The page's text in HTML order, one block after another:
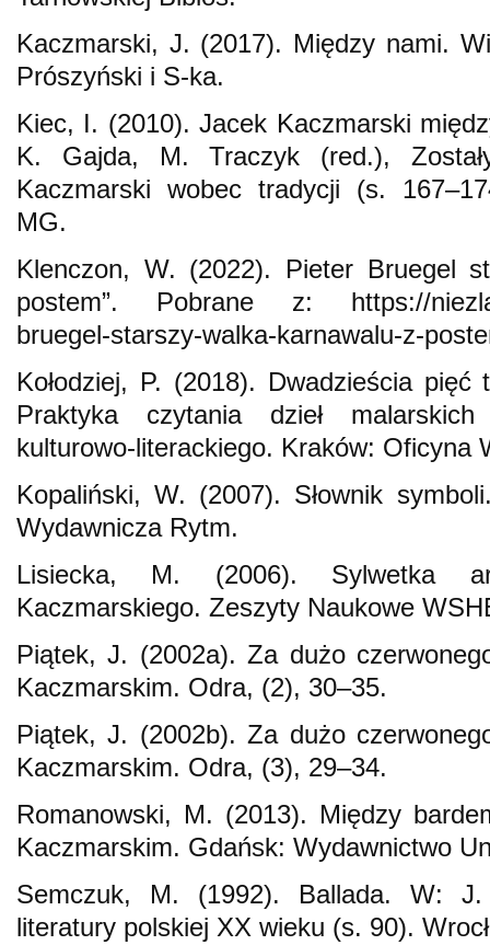
Kaczmarski, J. (2017). Między nami.
Prószyński i S-ka.
Kiec, I. (2010). Jacek Kaczmarski
K. Gajda, M. Traczyk (red.),
Kaczmarski wobec tradycji (s.
MG.
Klenczon, W. (2022). Pieter Bruegel
postem”. Pobrane z: https://
bruegel-starszy-walka-karnawalu-z-
Kołodziej, P. (2018). Dwadzieścia pięć
Praktyka czytania dzieł
kulturowo-literackiego. Kraków: Oficyna
Kopaliński, W. (2007). Słownik
Wydawnicza Rytm.
Lisiecka, M. (2006). Sylwetka
Kaczmarskiego. Zeszyty Naukowe
Piątek, J. (2002a). Za dużo
Kaczmarskim. Odra, (2), 30–35.
Piątek, J. (2002b). Za dużo
Kaczmarskim. Odra, (3), 29–34.
Romanowski, M. (2013). Między
Kaczmarskim. Gdańsk: Wydawnictwo
Semczuk, M. (1992). Ballada. W: J.
literatury polskiej XX wieku (s. 90).